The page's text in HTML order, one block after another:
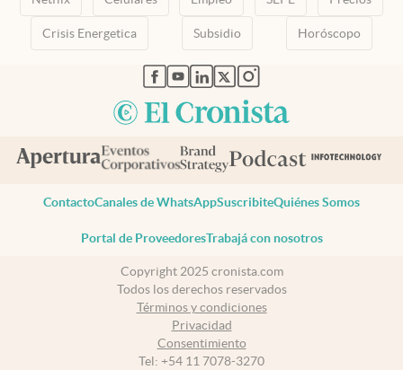
Crisis Energetica Subsidio Horóscopo
abre en nueva pestaña
abre en nueva pestaña
abre en nueva pestaña
abre en nueva pestaña
abre en nueva pestaña
ContactoCanales de WhatsAppSuscribiteQuiénes Somos
Portal de ProveedoresTrabajá con nosotros
Copyright 2025 cronista.com
Todos los derechos reservados
Términos y condiciones
Privacidad
Consentimiento
Tel: +54 11 7078-3270